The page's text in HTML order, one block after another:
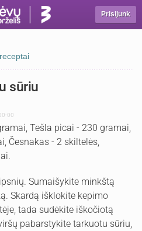
Prisijunk
sūriu
00
Tešla picai - 230 gramai,
Česnakas - 2 skiltelės,
Sumaišykite minkštą
Skardą išklokite kepimo
tada sudėkite iškočiotą
pabarstykite tarkuotu sūriu,